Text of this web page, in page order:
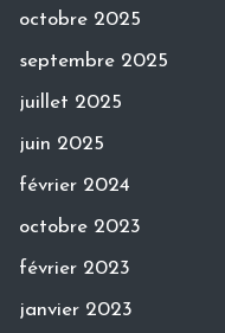
octobre 2025
septembre 2025
juillet 2025
juin 2025
février 2024
octobre 2023
février 2023
janvier 2023